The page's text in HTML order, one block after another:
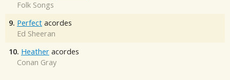
Folk Songs
9. Perfect acordes
Ed Sheeran
10. Heather acordes
Conan Gray